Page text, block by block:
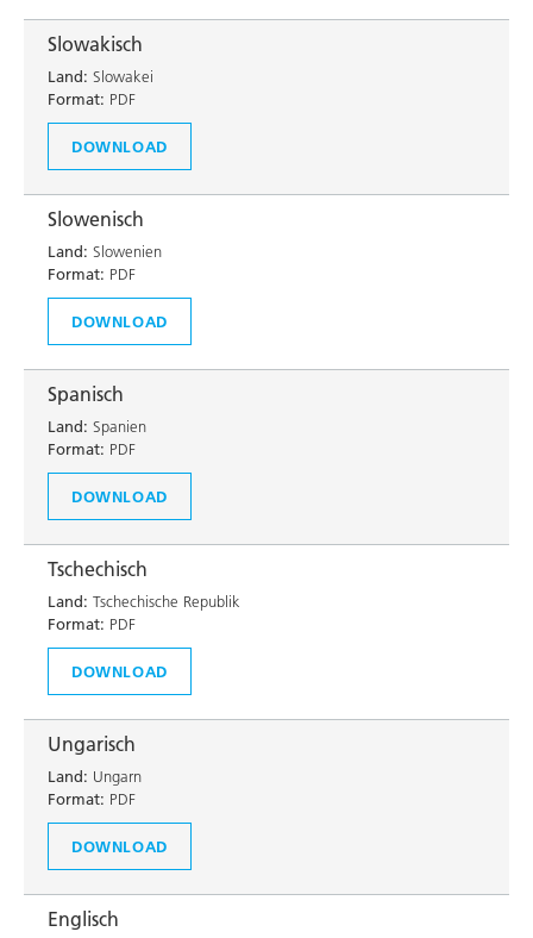
Slowakisch
Land: Slowakei
Format: PDF
DOWNLOAD
Slowenisch
Land: Slowenien
Format: PDF
DOWNLOAD
Spanisch
Land: Spanien
Format: PDF
DOWNLOAD
Tschechisch
Land: Tschechische Republik
Format: PDF
DOWNLOAD
Ungarisch
Land: Ungarn
Format: PDF
DOWNLOAD
Englisch